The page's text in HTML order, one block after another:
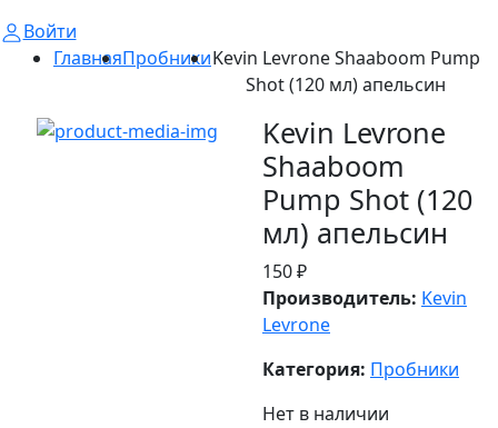
Войти
ГлавнаяПробникиKevin Levrone Shaaboom Pump
Shot (120 мл) апельсин
Kevin Levrone
Shaaboom
Pump Shot (120
мл) апельсин
150 ₽
Производитель: Kevin
Levrone
Категория: Пробники
Нет в наличии